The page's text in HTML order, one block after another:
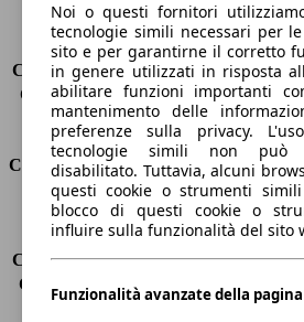
Sedili
5
Carico sul tetto
-
Capacità di traino (senza freni) -
Capacità di traino (con freni)
600 kg
Volume del bagagliaio
350 -
Consumi
Emissioni di CO2*
103 g/km
Consumo (urbano)
4.9 l/100km
Consumo (extra-urbano) 3.3 l/100km
Consumo (combinato)*
3.9 l/100km
Noi o questi fornitori
tecnologie simili necessari per
sito e per garantirne il corretto
in genere utilizzati in risposta
abilitare funzioni importanti
mantenimento delle
preferenze sulla privacy.
tecnologie simili non può
disabilitato. Tuttavia, alcuni
questi cookie o strumenti
blocco di questi cookie o
influire sulla funzionalità del sito
Funzionalità avanzate della pagina